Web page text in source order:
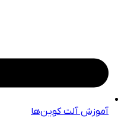
آموزش آلت کوین‌ها